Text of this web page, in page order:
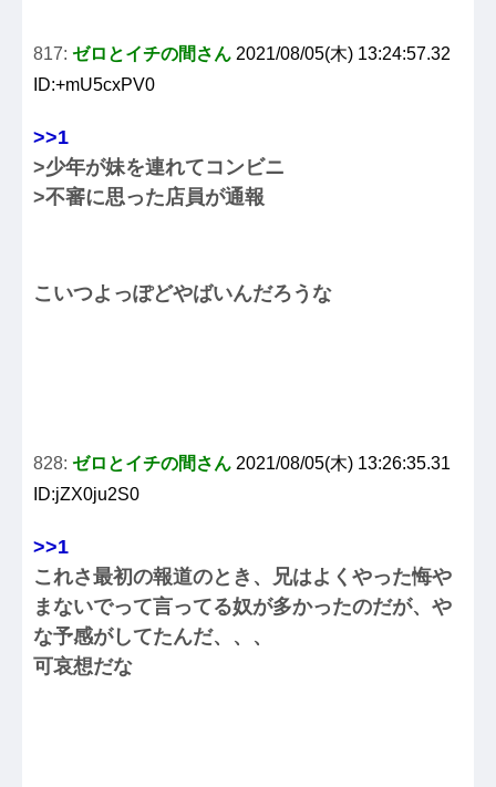
817: ゼロとイチの間さん 2021/08/05(木) 13:24:57.32
ID:+mU5cxPV0
>>1
>少年が妹を連れてコンビニ
>不審に思った店員が通報
こいつよっぽどやばいんだろうな
828: ゼロとイチの間さん 2021/08/05(木) 13:26:35.31
ID:jZX0ju2S0
>>1
これさ最初の報道のとき、兄はよくやった悔や
まないでって言ってる奴が多かったのだが、や
な予感がしてたんだ、、、
可哀想だな